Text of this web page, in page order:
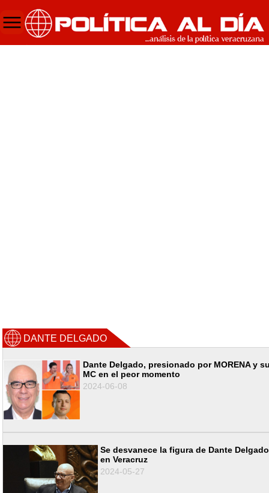
DANTE DELGADO
Dante Delgado, presionado por MORENA y
MC en el peor momento
2024-06-08
Se desvanece la figura de Dante Delgado
en Veracruz
2024-05-27